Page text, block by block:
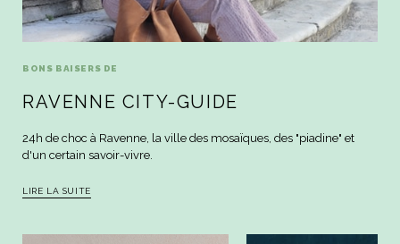
BONS BAISERS DE
RAVENNE CITY-GUIDE
24h de choc à Ravenne, la ville des mosaïques, des "piadine" et
d'un certain savoir-vivre.
LIRE LA SUITE